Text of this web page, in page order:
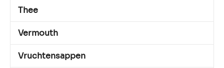
Thee
Vermouth
Vruchtensappen